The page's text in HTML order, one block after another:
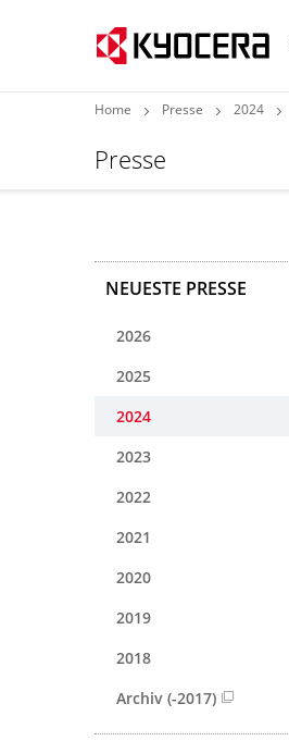
Home Presse 2024
Presse
NEUESTE PRESSE
2026
2025
2024
2023
2022
2021
2020
2019
2018
Archiv (-2017)